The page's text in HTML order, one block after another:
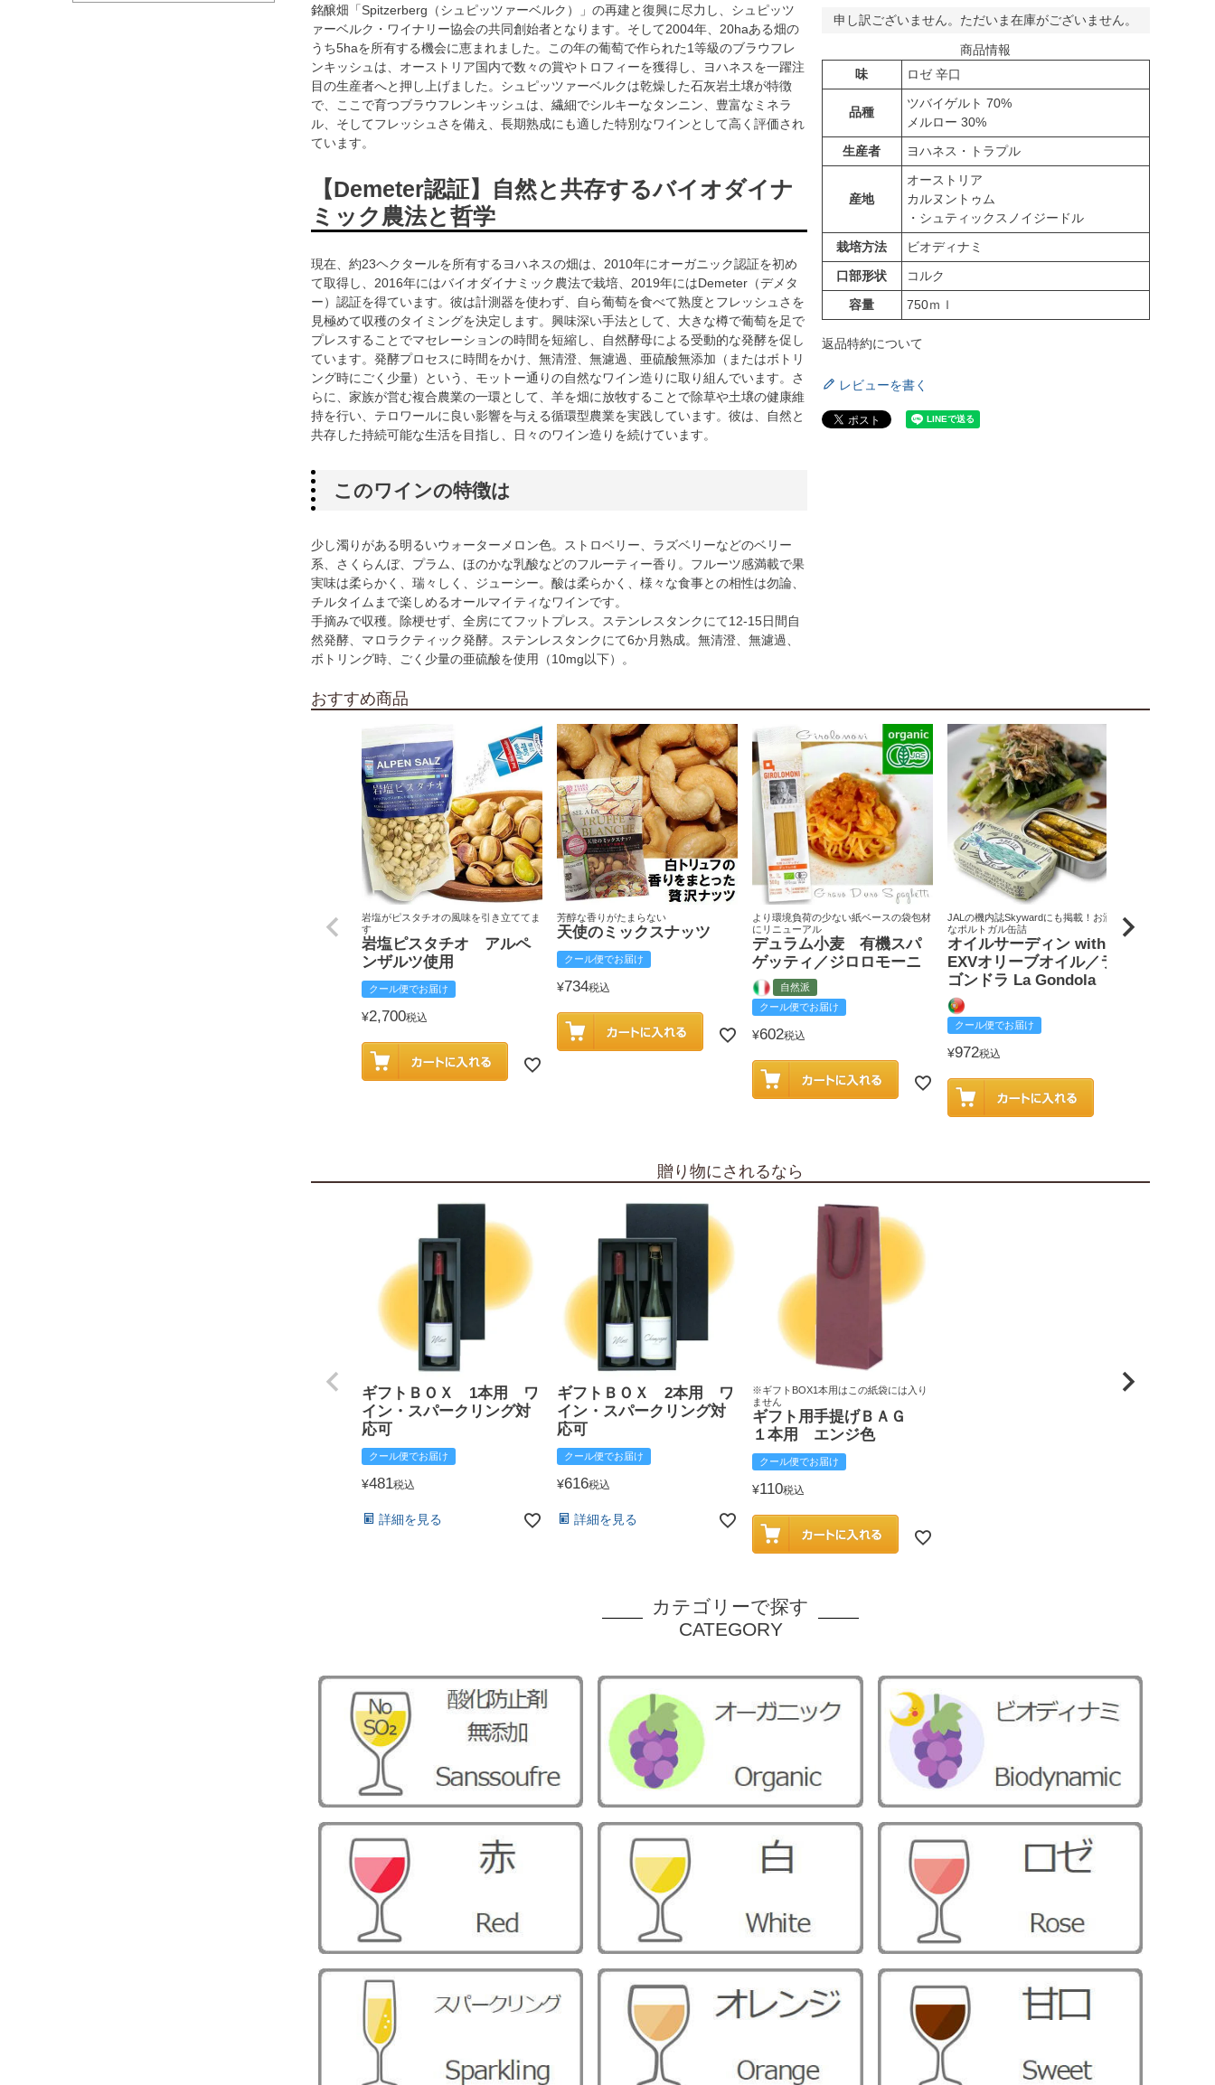
銘醸畑「Spitzerberg（シュピッツァーベルク）」の再建と復興に尽力し、シュピッツ
ァーベルク・ワイナリー協会の共同創始者となります。そして2004年、20haある畑の
うち5haを所有する機会に恵まれました。この年の葡萄で作られた1等級のブラウフレ
ンキッシュは、オーストリア国内で数々の賞やトロフィーを獲得し、ヨハネスを一躍注
目の生産者へと押し上げました。シュピッツァーベルクは乾燥した石灰岩土壌が特徴
で、ここで育つブラウフレンキッシュは、繊細でシルキーなタンニン、豊富なミネラ
ル、そしてフレッシュさを備え、長期熟成にも適した特別なワインとして高く評価され
ています。
【Demeter認証】自然と共存するバイオダイナ
ミック農法と哲学
現在、約23ヘクタールを所有するヨハネスの畑は、2010年にオーガニック認証を初め
て取得し、2016年にはバイオダイナミック農法で栽培、2019年にはDemeter（デメタ
ー）認証を得ています。彼は計測器を使わず、自ら葡萄を食べて熟度とフレッシュさを
見極めて収穫のタイミングを決定します。興味深い手法として、大きな樽で葡萄を足で
プレスすることでマセレーションの時間を短縮し、自然酵母による受動的な発酵を促し
ています。発酵プロセスに時間をかけ、無清澄、無濾過、亜硫酸無添加（またはボトリ
ング時にごく少量）という、モットー通りの自然なワイン造りに取り組んでいます。さ
らに、家族が営む複合農業の一環として、羊を畑に放牧することで除草や土壌の健康維
持を行い、テロワールに良い影響を与える循環型農業を実践しています。彼は、自然と
共存した持続可能な生活を目指し、日々のワイン造りを続けています。
このワインの特徴は
少し濁りがある明るいウォーターメロン色。ストロベリー、ラズベリーなどのベリー
系、さくらんぼ、プラム、ほのかな乳酸などのフルーティー香り。フルーツ感満載で果
実味は柔らかく、瑞々しく、ジューシー。酸は柔らかく、様々な食事との相性は勿論、
チルタイムまで楽しめるオールマイティなワインです。
手摘みで収穫。除梗せず、全房にてフットプレス。ステンレスタンクにて12-15日間自
然発酵、マロラクティック発酵。ステンレスタンクにて6か月熟成。無清澄、無濾過、
ボトリング時、ごく少量の亜硫酸を使用（10mg以下）。
申し訳ございません。ただいま在庫がございません。
商品情報
味
ロゼ 辛口
品種
ツバイゲルト 70%
メルロー 30%
生産者
ヨハネス・トラプル
産地
オーストリア
カルヌントゥム
・シュティックスノイジードル
栽培方法
ビオディナミ
口部形状
コルク
容量
750ｍｌ
返品特約について
レビューを書く
おすすめ商品
岩塩がピスタチオの風味を引き立ててま
す
岩塩ピスタチオ アルペ
ンザルツ使用
クール便でお届け
¥2,700税込
芳醇な香りがたまらない
天使のミックスナッツ
クール便でお届け
¥734税込
より環境負荷の少ない紙ベースの袋包材
にリニューアル
デュラム小麦 有機スパ
ゲッティ／ジロロモーニ
自然派
クール便でお届け
¥602税込
JALの機内誌Skywardにも掲載！お洒落
なポルトガル缶詰
オイルサーディン with
EXVオリーブオイル／ラ
ゴンドラ La Gondola
クール便でお届け
¥972税込
贈り物にされるなら
ギフトＢＯＸ 1本用 ワ
イン・スパークリング対
応可
クール便でお届け
¥481税込
詳細を見る
ギフトＢＯＸ 2本用 ワ
イン・スパークリング対
応可
クール便でお届け
¥616税込
詳細を見る
※ギフトBOX1本用はこの紙袋には入り
ません
ギフト用手提げＢＡＧ
１本用 エンジ色
クール便でお届け
¥110税込
カテゴリーで探す
CATEGORY